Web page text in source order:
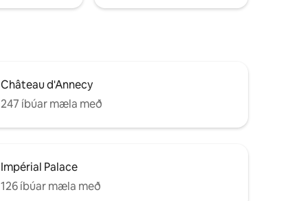
Château d'Annecy
247 íbúar mæla með
Impérial Palace
126 íbúar mæla með